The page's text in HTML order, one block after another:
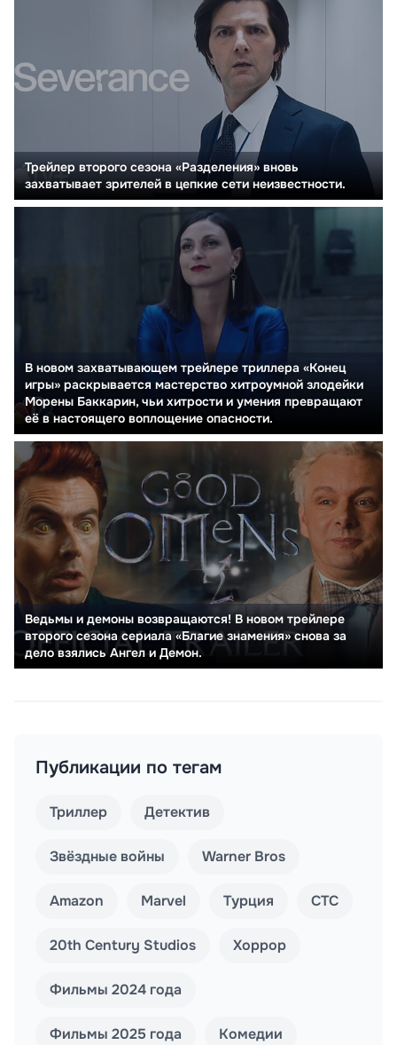
Трейлер второго сезона «Разделения» вновь
захватывает зрителей в цепкие сети неизвестности.
В новом захватывающем трейлере триллера «Конец
игры» раскрывается мастерство хитроумной злодейки
Морены Баккарин, чьи хитрости и умения превращают
её в настоящего воплощение опасности.
Ведьмы и демоны возвращаются! В новом трейлере
второго сезона сериала «Благие знамения» снова за
дело взялись Ангел и Демон.
Публикации по тегам
Триллер Детектив
Звёздные войны Warner Bros
Amazon Marvel Турция СТС
20th Century Studios Хоррор
Фильмы 2024 года
Фильмы 2025 года Комедии